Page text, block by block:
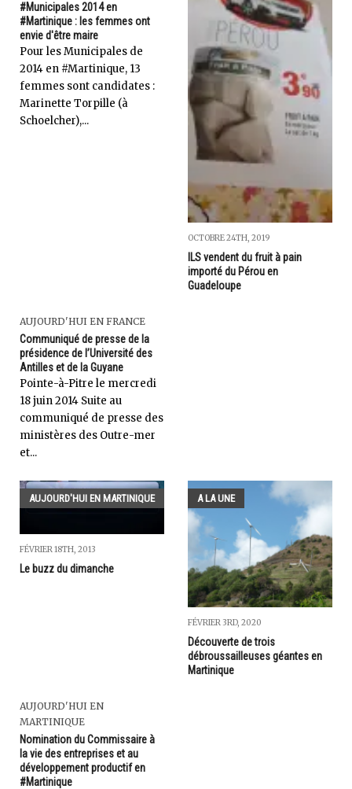
#Municipales 2014 en
#Martinique : les femmes ont
envie d'être maire
Pour les Municipales de
2014 en #Martinique, 13
femmes sont candidates :
Marinette Torpille (à
Schoelcher),...
OCTOBRE 24TH, 2019
ILS vendent du fruit à pain
importé du Pérou en
Guadeloupe
AUJOURD'HUI EN FRANCE
Communiqué de presse de la
présidence de l’Université des
Antilles et de la Guyane
Pointe-à-Pitre le mercredi
18 juin 2014 Suite au
communiqué de presse des
ministères des Outre-mer
et...
AUJOURD'HUI EN MARTINIQUE
FÉVRIER 18TH, 2013
Le buzz du dimanche
A LA UNE
FÉVRIER 3RD, 2020
Découverte de trois
débroussailleuses géantes en
Martinique
AUJOURD'HUI EN
MARTINIQUE
Nomination du Commissaire à
la vie des entreprises et au
développement productif en
#Martinique